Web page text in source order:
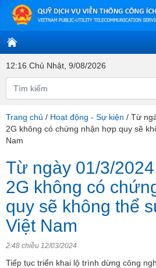
12:17 Chủ Nhật, 9/08/2026
Trang chủ / Hoạt động - Sự kiện / Từ
2G không có chứng nhận hợp quy sẽ
Nam
Từ ngày 01/3/
2G không có
quy sẽ không thể
Việt Nam
2:48 chiều 12/03/2024
Tiếp tục triển khai lộ trình dừng công